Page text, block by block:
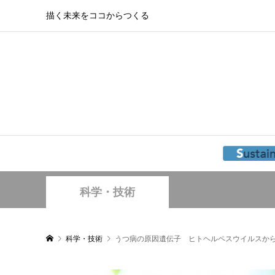
描く未来をココからつくる
科学・技術
科学・技術 うつ病の原因遺伝子 ヒトヘルペスウイルスか